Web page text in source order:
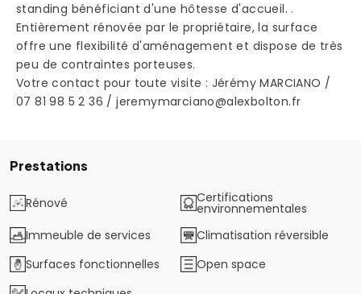
standing bénéficiant d'une hôtesse d'accueil. .
Entièrement rénovée par le propriétaire, la surface
offre une flexibilité d'aménagement et dispose de très
peu de contraintes porteuses.
Votre contact pour toute visite : Jérémy MARCIANO /
07 81 98 5 2 36 / jeremymarciano@alexbolton.fr
Prestations
Rénové Certifications
environnementales
Immeuble de services
Climatisation réversible
Surfaces fonctionnelles
Open space